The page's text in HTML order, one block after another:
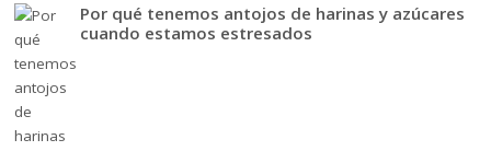
Por qué tenemos antojos de harinas y azúcares
cuando estamos estresados